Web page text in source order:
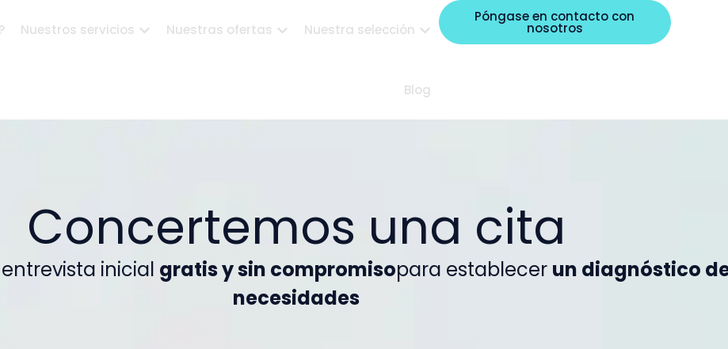
Nuestros servicios Nuestras ofertas Nuestra selección
Blog
Póngase en contacto con
nosotros
Concertemos una cita
inicial gratis y sin compromisopara establecer un diagnóstico
necesidades